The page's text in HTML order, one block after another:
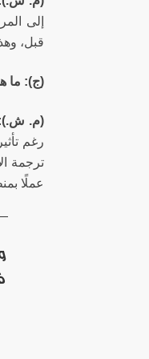
إلى
قبل،
(ج): ما
(م. ش.)
رغم
ترجمة
عملًا